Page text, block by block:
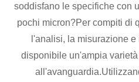
soddisfano le specifiche con
pochi micron?Per compiti di
l'analisi, la misurazione
disponibile un'ampia